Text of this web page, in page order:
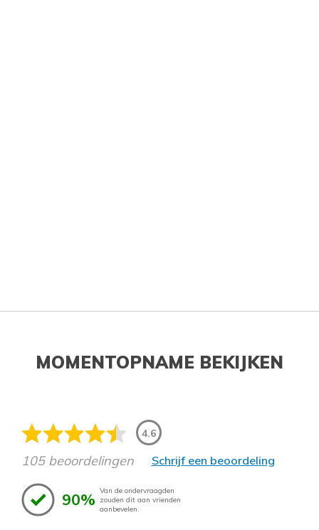
MOMENTOPNAME BEKIJKEN
4.6
105 beoordelingen Schrijf een beoordeling
90% Van de ondervraagden
zouden dit aan vrienden
aanbevelen.